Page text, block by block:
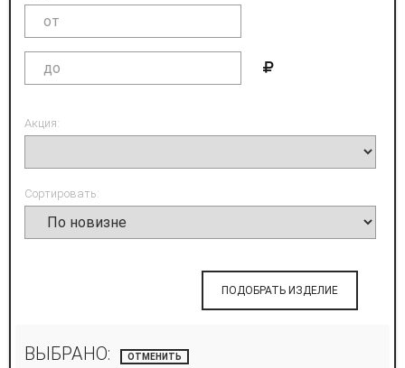
Акция:
Сортировать:
ПОДОБРАТЬ ИЗДЕЛИЕ
ВЫБРАНО: ОТМЕНИТЬ